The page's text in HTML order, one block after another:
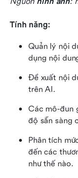
Tính năng:
Quản lý nội
dụng nội
Đề xuất nội
trên AI.
Các mô-đun
độ sẵn sàng
Phân tích
đến các
như thế nào.